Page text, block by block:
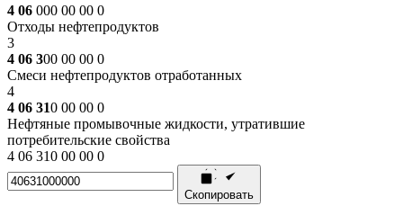
4 06 000 00 00 0
Отходы нефтепродуктов
3
4 06 300 00 00 0
Смеси нефтепродуктов отработанных
4
4 06 310 00 00 0
Нефтяные промывочные жидкости, утратившие
потребительские свойства
4 06 310 00 00 0
Скопировать